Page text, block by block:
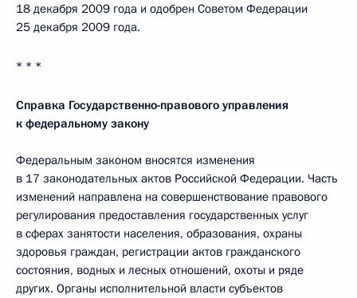
18 декабря 2009 года и одобрен Советом Федерации
25 декабря 2009 года.
* * *
Справка Государственно-правового управления
к федеральному закону
Федеральным законом вносятся изменения
в 17 законодательных актов Российской Федерации. Часть
изменений направлена на совершенствование правового
регулирования предоставления государственных услуг
в сферах занятости населения, образования, охраны
здоровья граждан, регистрации актов гражданского
состояния, водных и лесных отношений, охоты и ряде
других. Органы исполнительной власти субъектов